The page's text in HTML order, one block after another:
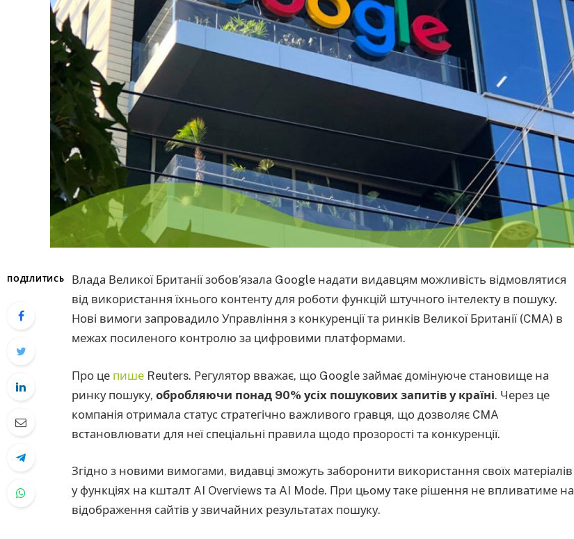
ПОДІЛИТИСЬ
Влада Великої Британії зобов’язала Google надати видавцям можливість відмовлятися
від використання їхнього контенту для роботи функцій штучного інтелекту в пошуку.
Нові вимоги запровадило Управління з конкуренції та ринків Великої Британії (CMA) в
межах посиленого контролю за цифровими платформами.
Про це пише Reuters. Регулятор вважає, що Google займає домінуюче становище на
ринку пошуку, обробляючи понад 90% усіх пошукових запитів у країні. Через це
компанія отримала статус стратегічно важливого гравця, що дозволяє CMA
встановлювати для неї спеціальні правила щодо прозорості та конкуренції.
Згідно з новими вимогами, видавці зможуть заборонити використання своїх матеріалів
у функціях на кшталт AI Overviews та AI Mode. При цьому таке рішення не впливатиме на
відображення сайтів у звичайних результатах пошуку.